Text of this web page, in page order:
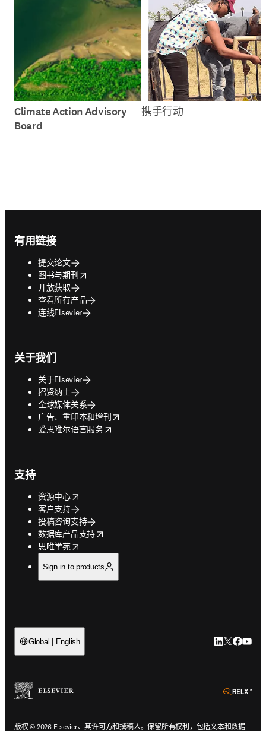
Climate Action Advisory
Board
携手行动
有用链接
提交论文
图书与期刊
opens in new tab/window
开放获取
查看所有产品
连线Elsevier
关于我们
关于Elsevier
招贤纳士
全球媒体关系
广告、重印本和增刊
opens in new tab/window
爱思唯尔语言服务
opens in new tab/window
支持
资源中心
opens in new tab/window
客户支持
投稿咨询支持
数据库产品支持
opens in new tab/window
思唯学苑
opens in new tab/window
Sign in to products
Global | English LinkedIn 在
Twitter 在
版权 © 2026 Elsevier、其许可方和撰稿人。保留所有权利，包括文本和数据